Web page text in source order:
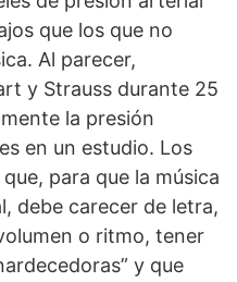
que los que no
Al parecer,
y Strauss durante 25
la presión
en un estudio. Los
para que la música
debe carecer de letra,
o ritmo, tener
y que